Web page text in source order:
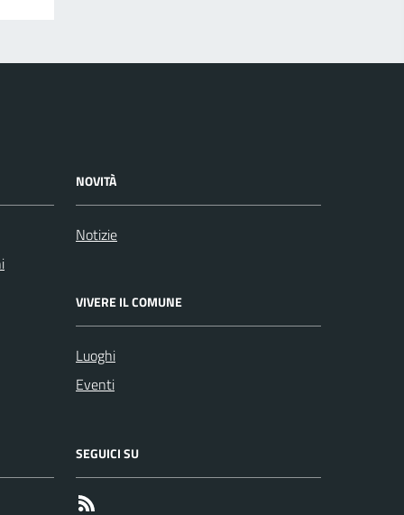
NOVITÀ
Notizie
VIVERE IL COMUNE
Luoghi
Eventi
SEGUICI SU